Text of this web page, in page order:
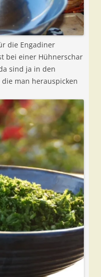
die Engadiner
bei einer Hühnerschar
sind ja in den
man herauspicken